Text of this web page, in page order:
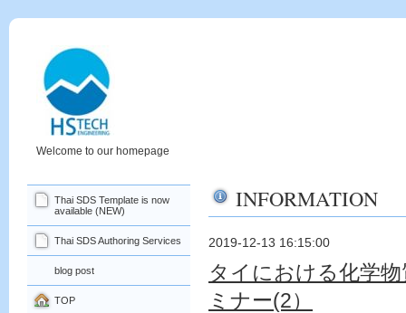
Welcome to our homepage
INFORMATION
2019-12-13 16:15:00
タイにおける化学
ミナー(2）
Thai SDS Template is now
available (NEW)
Thai SDS Authoring Services
blog post
TOP